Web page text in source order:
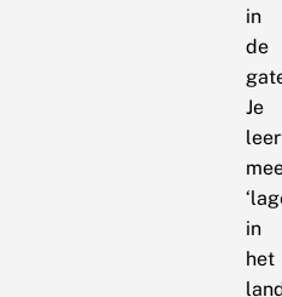
in
de
Je
in
het